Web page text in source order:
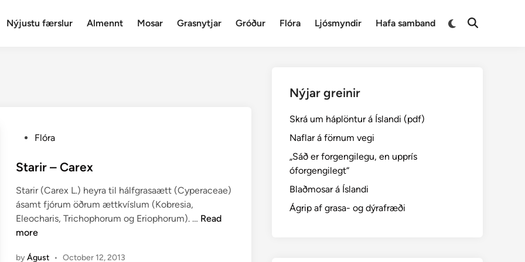
Nýjustu færslur Almennt Mosar Grasnytjar Gróður Flóra Ljósmyndir Hafa samband
Switch
Open
s
e
d
i
n
Flóra
Starir – Carex
Starir (Carex L.) heyra til hálfgrasaætt (Cyperaceae)
ásamt fjórum öðrum ættkvíslum (Kobresia,
Eleocharis, Trichophorum og Eriophorum). … S
Read
more
byÁgust • October 12, 2013
Nýjar greinir
Skrá um háplöntur á Íslandi (pdf)
Naflar á förnum vegi
„Sáð er forgengilegu, en upprís
óforgengilegt“
Blaðmosar á Íslandi
Ágrip af grasa- og dýrafræði